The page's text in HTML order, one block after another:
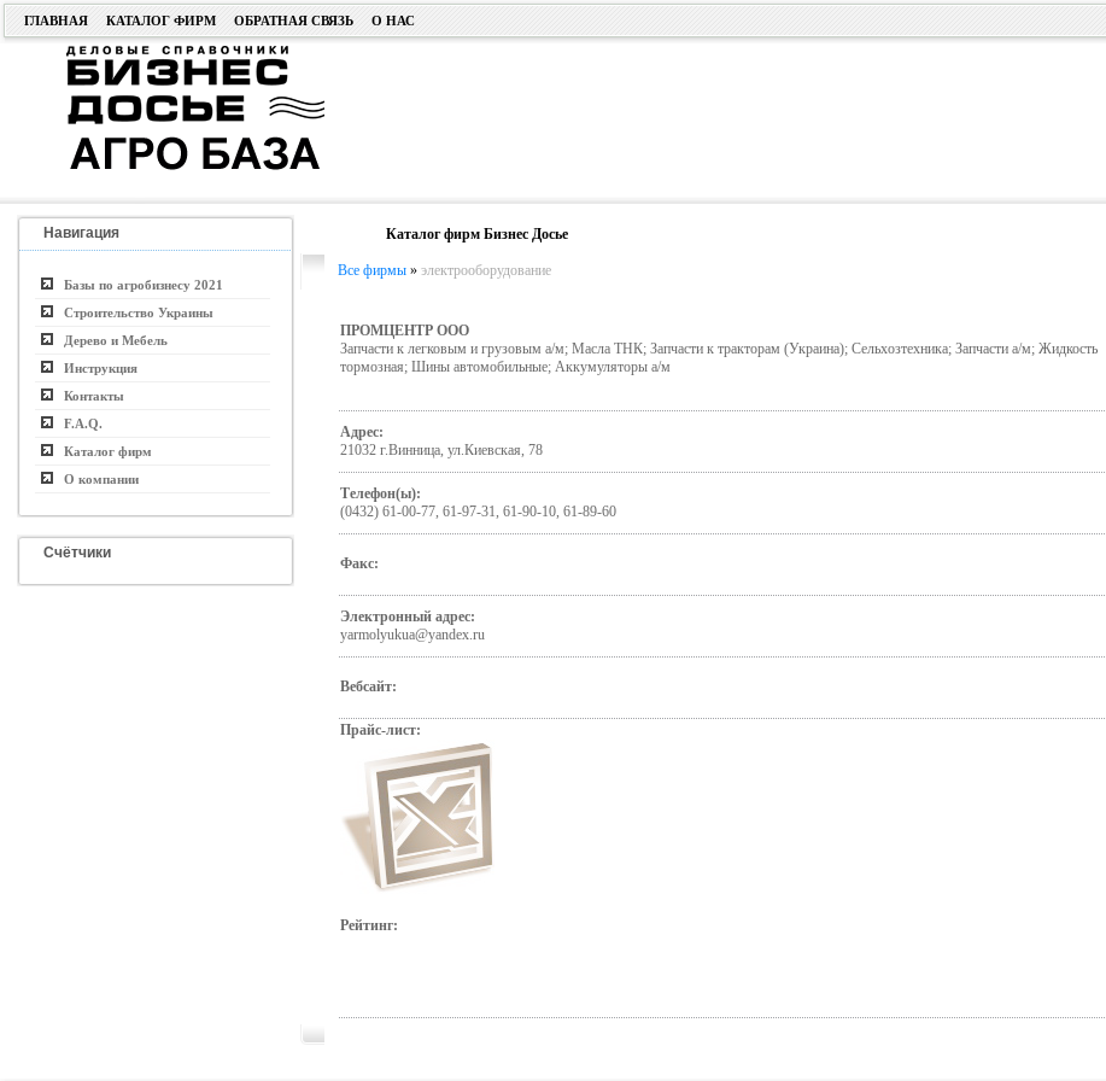
ГЛАВНАЯ КАТАЛОГ ФИРМ ОБРАТНАЯ СВЯЗЬ О НАС
Навигация
Базы по агробизнесу 2021
Строительство Украины
Дерево и Мебель
Инструкция
Контакты
F.A.Q.
Каталог фирм
О компании
Счётчики
Каталог фирм Бизнес Досье
Все фирмы» электрооборудование
ПРОМЦЕНТР ООО
Запчасти к легковым и грузовым а/м; Масла ТНК; Запчасти к тракторам (Украина); Сельхозтехника; Запчасти а/м; Жидкость
тормозная; Шины автомобильные; Аккумуляторы а/м
Адрес:
21032 г.Винница, ул.Киевская, 78
Телефон(ы):
(0432) 61-00-77, 61-97-31, 61-90-10, 61-89-60
Факс:
Электронный адрес:
yarmolyukua@yandex.ru
Вебсайт:
Прайс-лист:
Рейтинг: